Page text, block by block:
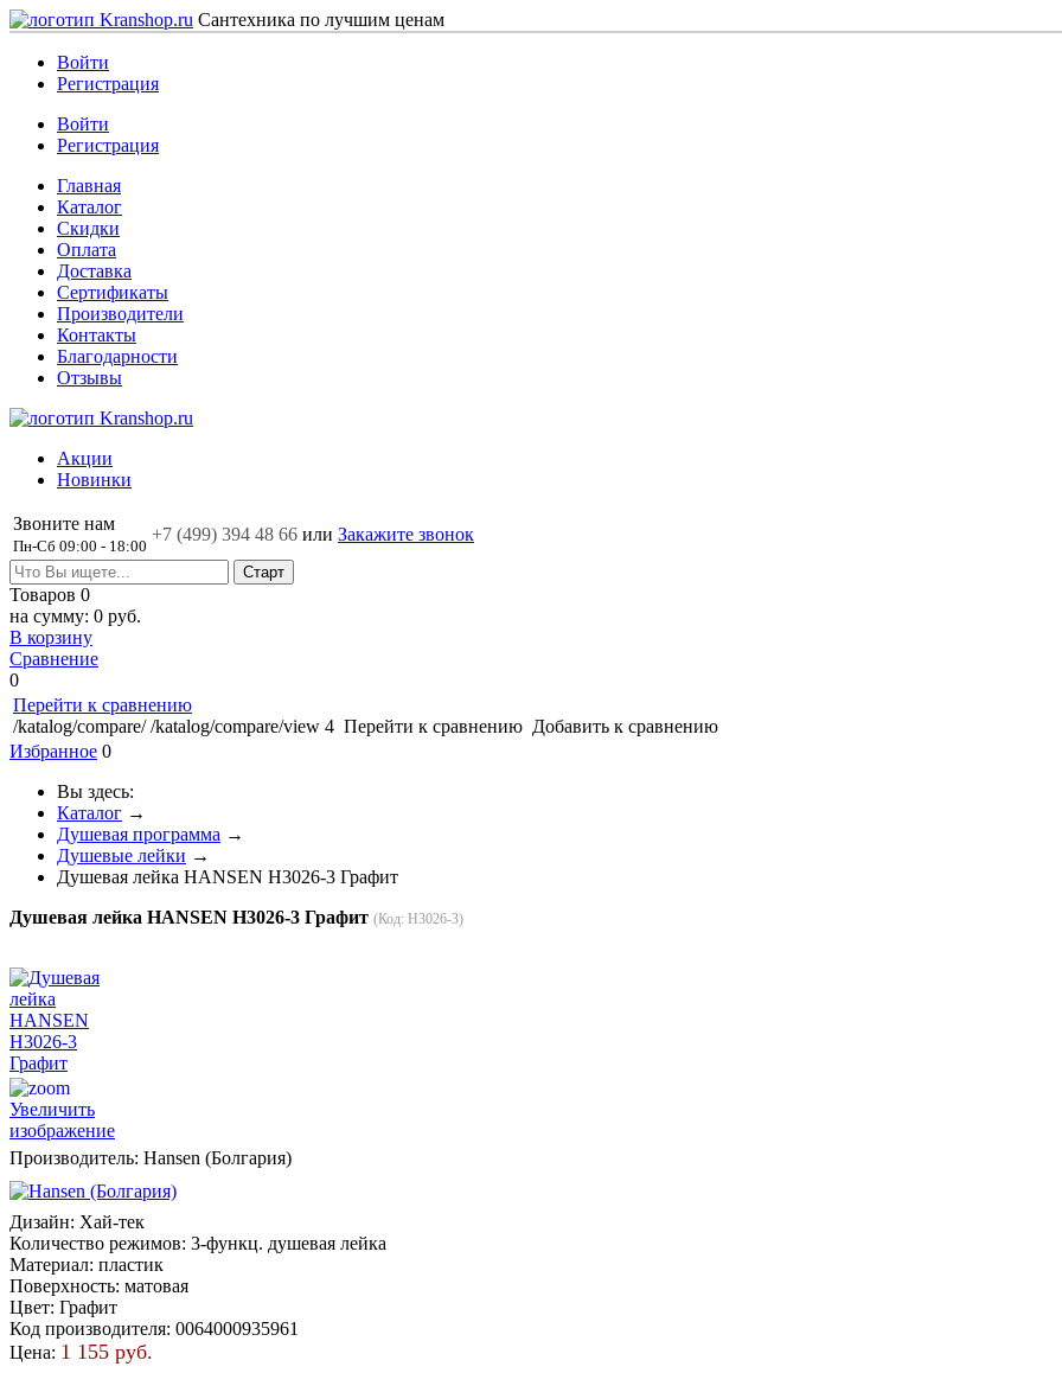
Сантехника по лучшим ценам
Войти
Регистрация
Войти
Регистрация
Главная
Каталог
Скидки
Оплата
Доставка
Сертификаты
Производители
Контакты
Благодарности
Отзывы
Акции
Новинки
Звоните нам
Пн-Сб 09:00 - 18:00
+7 (499) 394 48 66 или Закажите звонок
Товаров 0
на сумму: 0 руб.
В корзину
Сравнение
0
Перейти к сравнению
/katalog/compare/ /katalog/compare/view 4 Перейти к сравнению Добавить к сравнению
Избранное 0
Вы здесь:
Каталог →
Душевая программа →
Душевые лейки →
Душевая лейка HANSEN H3026-3 Графит
Душевая лейка HANSEN H3026-3 Графит (Код: H3026-3)
Увеличить
изображение
Производитель: Hansen (Болгария)
Дизайн: Хай-тек
Количество режимов: 3-функц. душевая лейка
Материал: пластик
Поверхность: матовая
Цвет: Графит
Код производителя: 0064000935961
Цена: 1 155 руб.